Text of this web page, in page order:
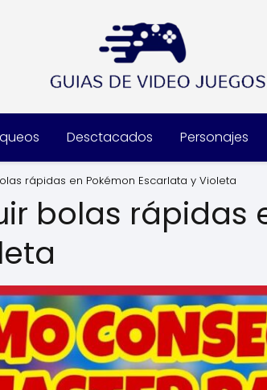
Desctacados Personajes
rápidas en Pokémon Escarlata y Violeta
bolas rápidas